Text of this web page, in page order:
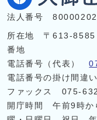
法人番号
所在地 〒613-8585
番地
電話番号（代表）
電話番号の掛け間違
ファックス 075-
開庁時間 午前9時か